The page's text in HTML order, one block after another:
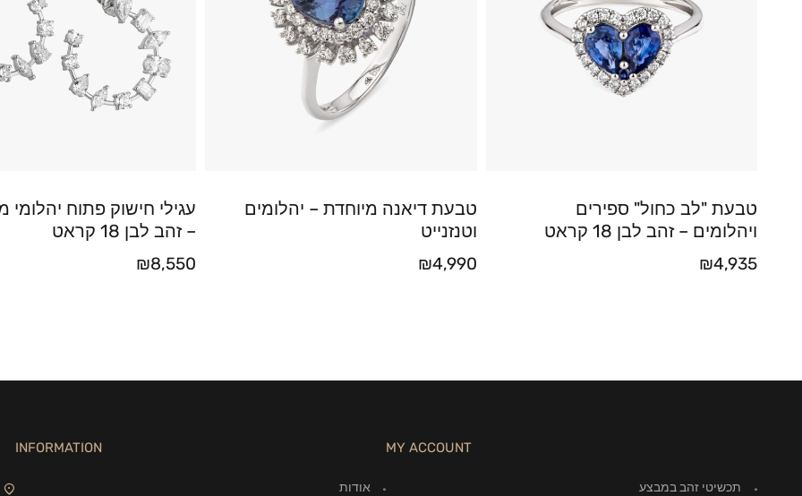
טבעת "לב כחול" ספירים
ויהלומים – זהב לבן 18 קראט
₪4,935
טבעת דיאנה מיוחדת – יהלומים
וטנזנייט
₪4,990
עגילי חישוק פתוח
– זהב לבן 18 קראט
₪8,550
MY ACCOUNT
תכשיטי זהב במבצע
INFORMATION
אודות